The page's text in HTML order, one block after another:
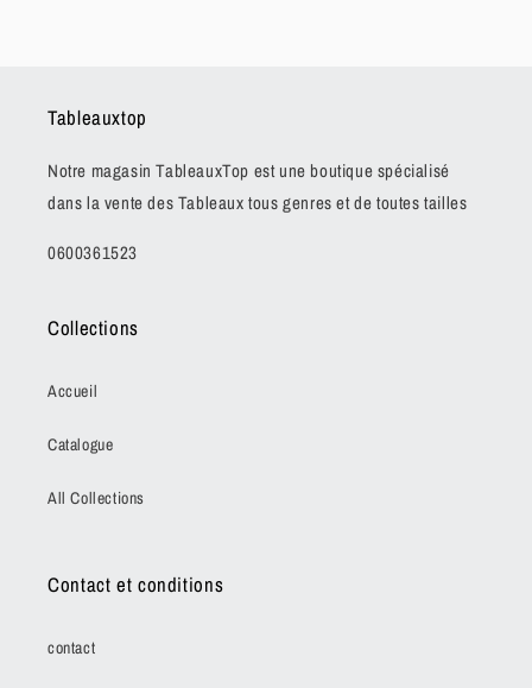
Tableauxtop
Notre magasin TableauxTop est une boutique spécialisé
dans la vente des Tableaux tous genres et de toutes tailles
0600361523
Collections
Accueil
Catalogue
All Collections
Contact et conditions
contact